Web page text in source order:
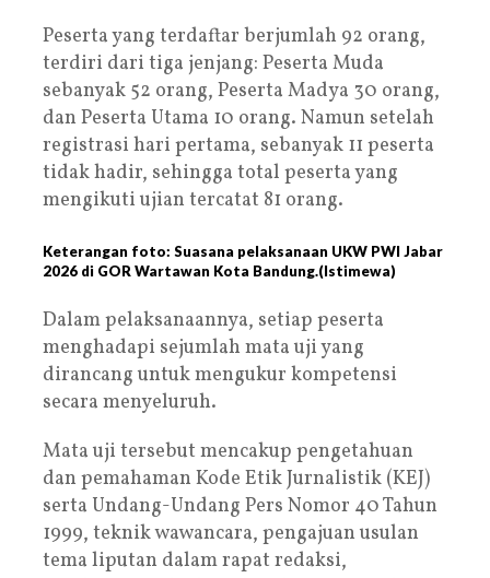
Peserta yang terdaftar berjumlah 92 orang,
terdiri dari tiga jenjang: Peserta Muda
sebanyak 52 orang, Peserta Madya 30 orang,
dan Peserta Utama 10 orang. Namun setelah
registrasi hari pertama, sebanyak 11 peserta
tidak hadir, sehingga total peserta yang
mengikuti ujian tercatat 81 orang.
Keterangan foto: Suasana pelaksanaan UKW PWI Jabar
2026 di GOR Wartawan Kota Bandung.(Istimewa)
Dalam pelaksanaannya, setiap peserta
menghadapi sejumlah mata uji yang
dirancang untuk mengukur kompetensi
secara menyeluruh.
Mata uji tersebut mencakup pengetahuan
dan pemahaman Kode Etik Jurnalistik (KEJ)
serta Undang-Undang Pers Nomor 40 Tahun
1999, teknik wawancara, pengajuan usulan
tema liputan dalam rapat redaksi,